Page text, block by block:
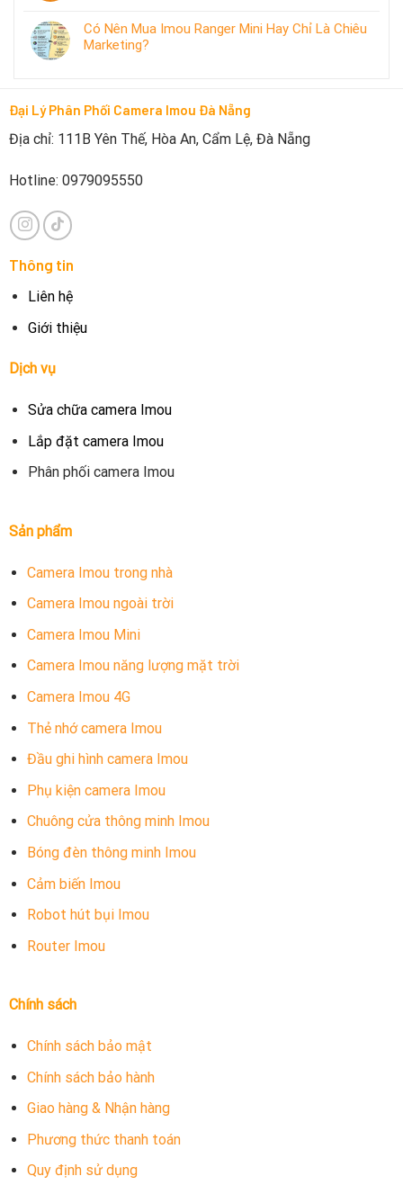
Có Nên Mua Imou Ranger Mini Hay Chỉ Là Chiêu
Marketing?
Đại Lý Phân Phối Camera Imou Đà Nẵng
Địa chỉ: 111B Yên Thế, Hòa An, Cẩm Lệ, Đà Nẵng
Hotline: 0979095550
Thông tin
Liên hệ
Giới thiệu
Dịch vụ
Sửa chữa camera Imou
Lắp đặt camera Imou
Phân phối camera Imou
Sản phẩm
Camera Imou trong nhà
Camera Imou ngoài trời
Camera Imou Mini
Camera Imou năng lượng mặt trời
Camera Imou 4G
Thẻ nhớ camera Imou
Đầu ghi hình camera Imou
Phụ kiện camera Imou
Chuông cửa thông minh Imou
Bóng đèn thông minh Imou
Cảm biến Imou
Robot hút bụi Imou
Router Imou
Chính sách
Chính sách bảo mật
Chính sách bảo hành
Giao hàng & Nhận hàng
Phương thức thanh toán
Quy định sử dụng